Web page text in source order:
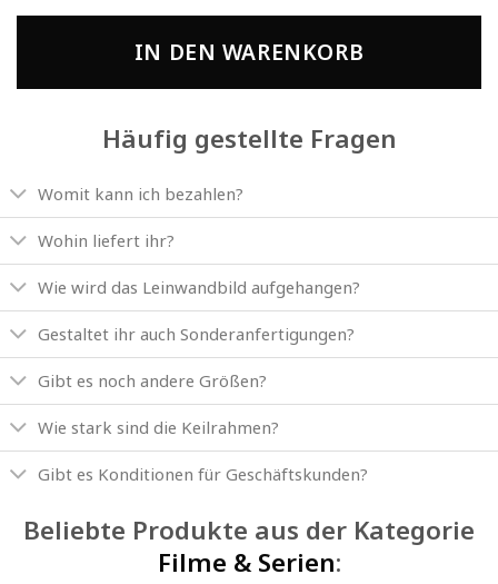
IN DEN WARENKORB
Häufig gestellte Fragen
Womit kann ich bezahlen?
Wohin liefert ihr?
Wie wird das Leinwandbild aufgehangen?
Gestaltet ihr auch Sonderanfertigungen?
Gibt es noch andere Größen?
Wie stark sind die Keilrahmen?
Gibt es Konditionen für Geschäftskunden?
Beliebte Produkte aus der Kategorie
Filme & Serien: